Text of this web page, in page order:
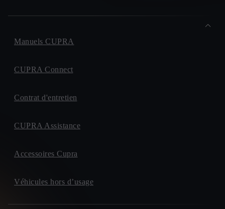
Manuels CUPRA
CUPRA Connect
Contrat d'entretien
CUPRA Assistance
Accessoires Cupra
Véhicules hors d’usage